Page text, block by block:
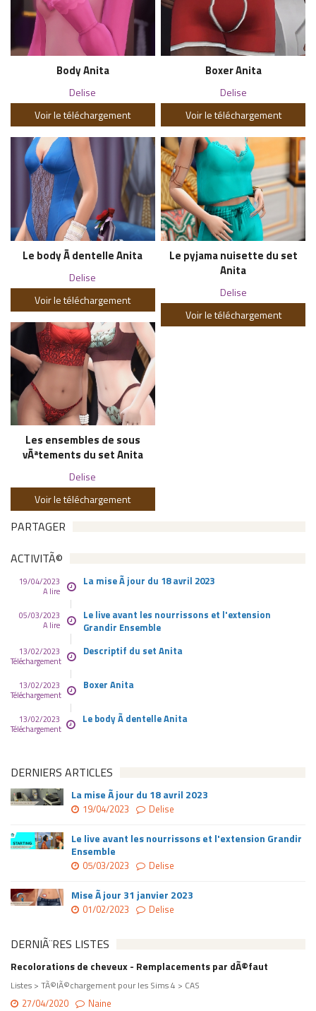
Body Anita
Delise
Voir le téléchargement
Boxer Anita
Delise
Voir le téléchargement
Le body Ã dentelle Anita
Delise
Voir le téléchargement
Le pyjama nuisette du set
Anita
Delise
Voir le téléchargement
Les ensembles de sous
vÃªtements du set Anita
Delise
Voir le téléchargement
PARTAGER
ACTIVITÃ©
19/04/2023
A lire
La mise Ã jour du 18 avril 2023
05/03/2023
A lire
Le live avant les nourrissons et l'extension
Grandir Ensemble
13/02/2023
Téléchargement
Descriptif du set Anita
13/02/2023
Téléchargement
Boxer Anita
13/02/2023
Téléchargement
Le body Ã dentelle Anita
DERNIERS ARTICLES
La mise Ã jour du 18 avril 2023
19/04/2023 Delise
Le live avant les nourrissons et l'extension Grandir
Ensemble
05/03/2023 Delise
Mise Ã jour 31 janvier 2023
01/02/2023 Delise
DERNIÃ¨RES LISTES
Recolorations de cheveux - Remplacements par dÃ©faut
Listes > TÃ©lÃ©chargement pour les Sims 4 > CAS
27/04/2020 Naine